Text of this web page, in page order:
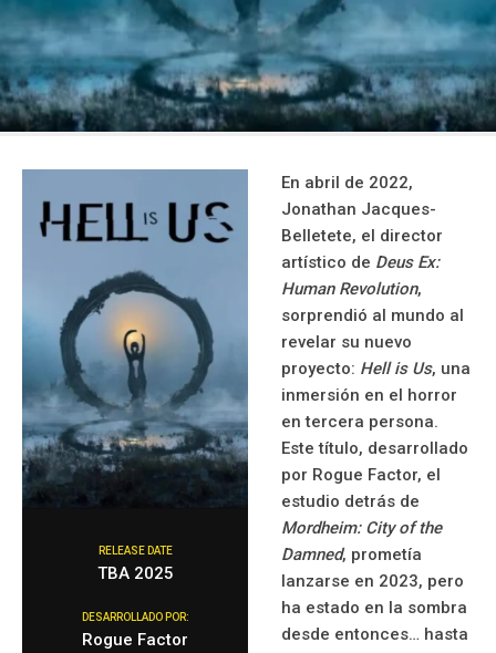
RELEASE DATE
TBA 2025
DESARROLLADO POR:
Rogue Factor
En abril de 2022,
Jonathan Jacques-
Belletete, el director
artístico de Deus Ex:
Human Revolution,
sorprendió al mundo al
revelar su nuevo
proyecto: Hell is Us, una
inmersión en el horror
en tercera persona.
Este título, desarrollado
por Rogue Factor, el
estudio detrás de
Mordheim: City of the
Damned, prometía
lanzarse en 2023, pero
ha estado en la sombra
desde entonces… hasta